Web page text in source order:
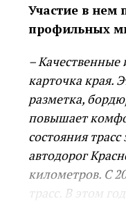
Участие в нем
профильных
– Качественные
карточка края.
разметка,
повышает
состояния
автодорог
километров. С
трасс. В этом